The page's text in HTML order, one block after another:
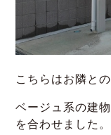
こちらはお隣と
ベージュ系の建
を合わせました。